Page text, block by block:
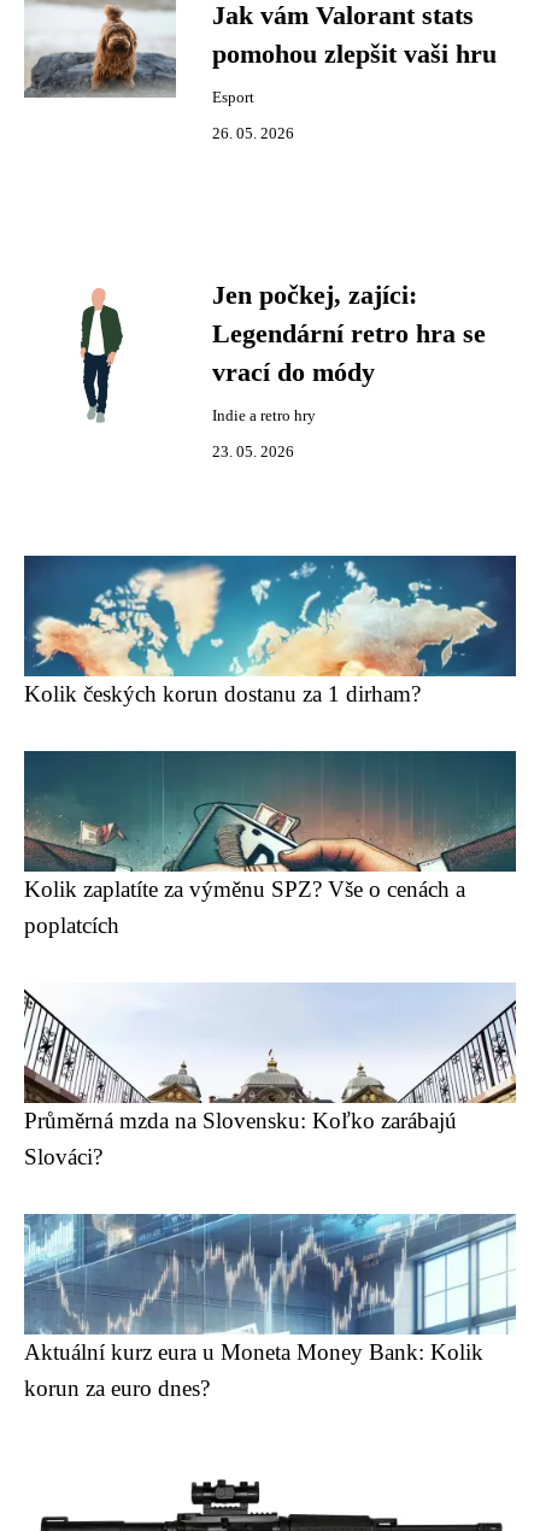
Jak vám Valorant stats
pomohou zlepšit vaši hru
Esport
26. 05. 2026
Jen počkej, zajíci:
Legendární retro hra se
vrací do módy
Indie a retro hry
23. 05. 2026
Kolik českých korun dostanu za 1 dirham?
Kolik zaplatíte za výměnu SPZ? Vše o cenách a
poplatcích
Průměrná mzda na Slovensku: Koľko zarábajú
Slováci?
Aktuální kurz eura u Moneta Money Bank: Kolik
korun za euro dnes?